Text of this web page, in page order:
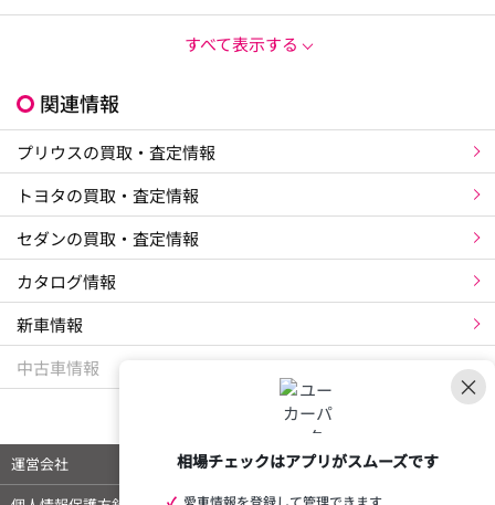
すべて表示する
関連情報
プリウスの買取・査定情報
トヨタの買取・査定情報
セダンの買取・査定情報
カタログ情報
新車情報
中古車情報
運営会社
ご利用規約
×
相場チェックはアプリがスムーズです
✓ 愛車情報を登録して管理できます